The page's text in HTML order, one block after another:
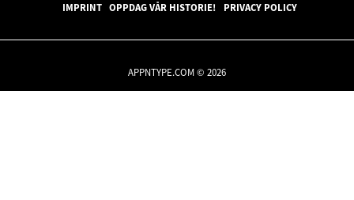
IMPRINT OPPDAG VÅR HISTORIE! PRIVACY POLICY
APPNTYPE.COM © 2026